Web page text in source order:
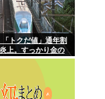
トクだ値」通年割
上。すっかり金の
がったな